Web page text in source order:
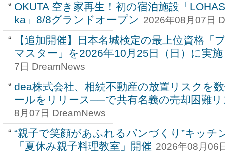
OKUTA 空き家再生！初の宿泊施設「
ka」8/8グランドオープン 2026年08月07日
【追加開催】日本名城検定の最上位資格「
マスター」を2026年10月25日（日）に実
7日 DreamNews
dea株式会社、相続不動産の放置リスクを
ールをリリース──で共有名義の売却困難
8月07日 DreamNews
“親子で笑顔があふれるパンづくり”キッチ
「夏休み親子料理教室」開催 2026年08月06